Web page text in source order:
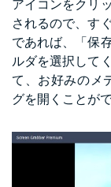
アイコンをクリ
されるので、す
であれば、「保
ルダを選択して
て、お好みのメ
グを開くことが